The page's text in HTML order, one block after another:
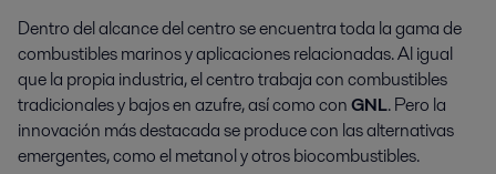
Dentro del alcance del centro se encuentra toda la gama de
combustibles marinos y aplicaciones relacionadas. Al igual
que la propia industria, el centro trabaja con combustibles
tradicionales y bajos en azufre, así como conGNL. Pero la
innovación más destacada se produce con las alternativas
emergentes, como el metanol y otros biocombustibles.